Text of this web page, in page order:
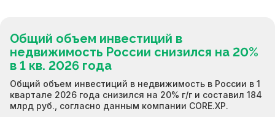
Общий объем инвестиций в
недвижимость России снизился на 20%
в 1 кв. 2026 года
Общий объем инвестиций в недвижимость в России в 1
квартале 2026 года снизился на 20% г/г и составил 184
млрд руб., согласно данным компании CORE.XP.